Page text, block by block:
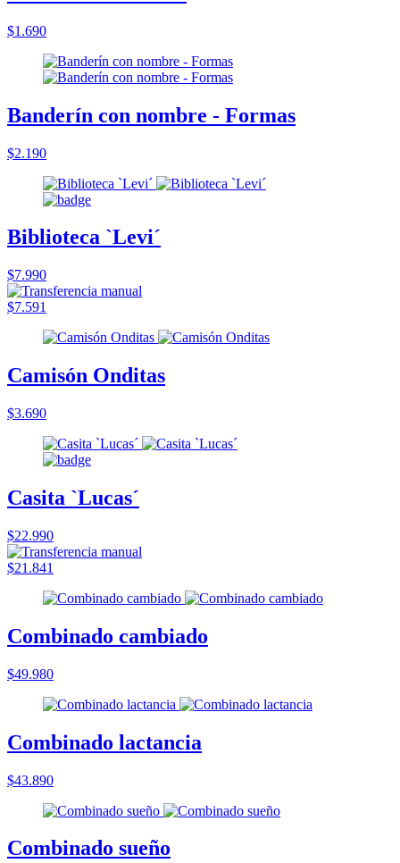
$1.690
Banderín con nombre - Formas
$2.190
Biblioteca `Levi´
$7.990
$7.591
Camisón Onditas
$3.690
Casita `Lucas´
$22.990
$21.841
Combinado cambiado
$49.980
Combinado lactancia
$43.890
Combinado sueño